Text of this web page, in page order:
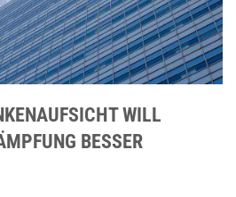
WILL
BESSER